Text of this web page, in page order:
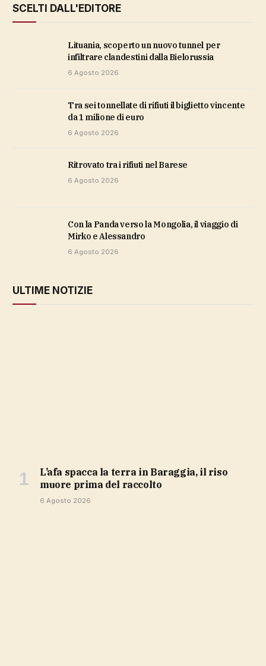
SCELTI DALL'EDITORE
Lituania, scoperto un nuovo tunnel per
infiltrare clandestini dalla Bielorussia
6 Agosto 2026
Tra sei tonnellate di rifiuti il biglietto vincente
da 1 milione di euro
6 Agosto 2026
ritrovato tra i rifiuti nel Barese
6 Agosto 2026
Con la Panda verso la Mongolia, il viaggio di
Mirko e Alessandro
6 Agosto 2026
ULTIME NOTIZIE
L’afa spacca la terra in Baraggia, il riso
muore prima del raccolto
6 Agosto 2026